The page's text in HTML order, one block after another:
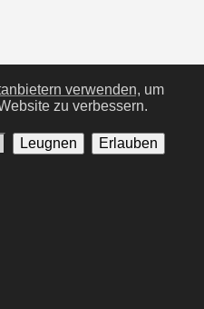
verwenden, um
zu verbessern.
Leugnen Erlauben